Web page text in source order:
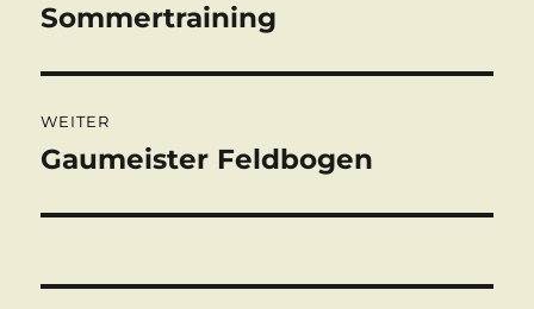
Vorheriger
Sommertraining
WEITER
Nächster
Gaumeister Feldbogen